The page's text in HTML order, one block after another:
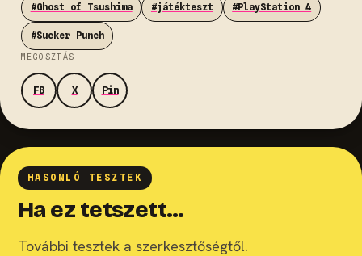
#Ghost of Tsushima #játékteszt #PlayStation 4
#Sucker Punch
MEGOSZTÁS
FB X Pin
HASONLÓ TESZTEK
Ha ez tetszett…
További tesztek a szerkesztőségtől.